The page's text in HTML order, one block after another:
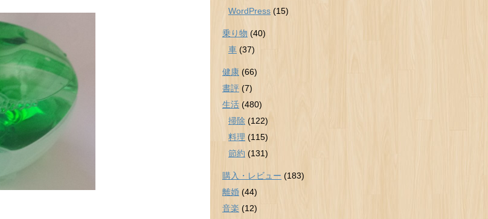
WordPress (15)
乗り物 (40)
車 (37)
健康 (66)
書評 (7)
生活 (480)
掃除 (122)
料理 (115)
節約 (131)
購入・レビュー (183)
離婚 (44)
音楽 (12)